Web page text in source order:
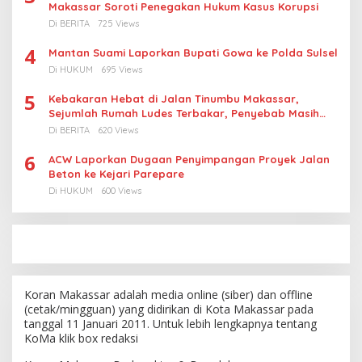
Makassar Soroti Penegakan Hukum Kasus Korupsi
Di BERITA 725 Views
4 Mantan Suami Laporkan Bupati Gowa ke Polda Sulsel
Di HUKUM 695 Views
5
Kebakaran Hebat di Jalan Tinumbu Makassar,
Sejumlah Rumah Ludes Terbakar, Penyebab Masih
Diselidiki
Di BERITA 620 Views
6
ACW Laporkan Dugaan Penyimpangan Proyek Jalan
Beton ke Kejari Parepare
Di HUKUM 600 Views
Koran Makassar adalah media online (siber) dan offline
(cetak/mingguan) yang didirikan di Kota Makassar pada
tanggal 11 Januari 2011. Untuk lebih lengkapnya tentang
KoMa klik box redaksi